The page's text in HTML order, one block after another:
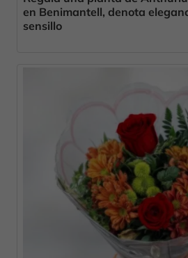
en Benimantell, denota
sensillo